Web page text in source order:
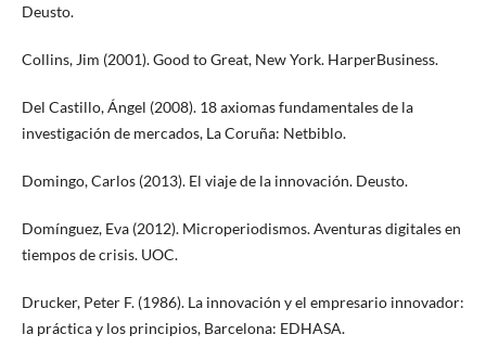
Deusto.
Collins, Jim (2001). Good to Great, New York. HarperBusiness.
Del Castillo, Ángel (2008). 18 axiomas fundamentales de la
investigación de mercados, La Coruña: Netbiblo.
Domingo, Carlos (2013). El viaje de la innovación. Deusto.
Domínguez, Eva (2012). Microperiodismos. Aventuras digitales en
tiempos de crisis. UOC.
Drucker, Peter F. (1986). La innovación y el empresario innovador:
la práctica y los principios, Barcelona: EDHASA.